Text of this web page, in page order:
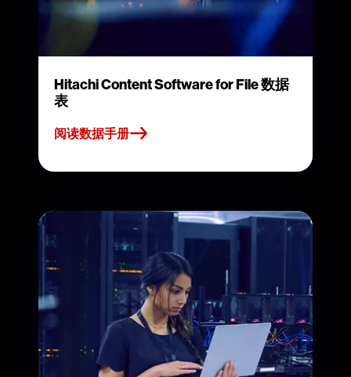
Hitachi Content Software for File 数据
表
阅读数据手册